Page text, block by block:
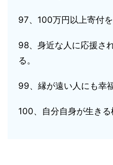
97、100万円以上寄付を
98、身近な人に応援さ
る。
99、縁が遠い人にも幸
100、自分自身が生きる